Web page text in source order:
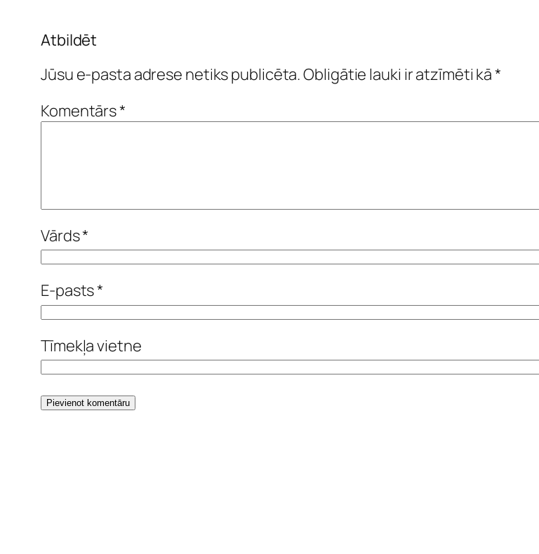
Atbildēt
Jūsu e-pasta adrese netiks publicēta.Obligātie lauki ir atzīmēti kā*
Komentārs*
Vārds*
E-pasts*
Tīmekļa vietne